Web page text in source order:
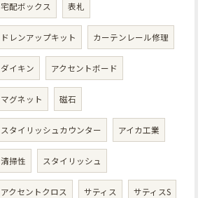
宅配ボックス 表札
ドレンアップキット カーテンレール修理
ダイキン アクセントボード
マグネット 磁石
スタイリッシュカウンター アイカ工業
清掃性 スタイリッシュ
アクセントクロス サティス サティスS